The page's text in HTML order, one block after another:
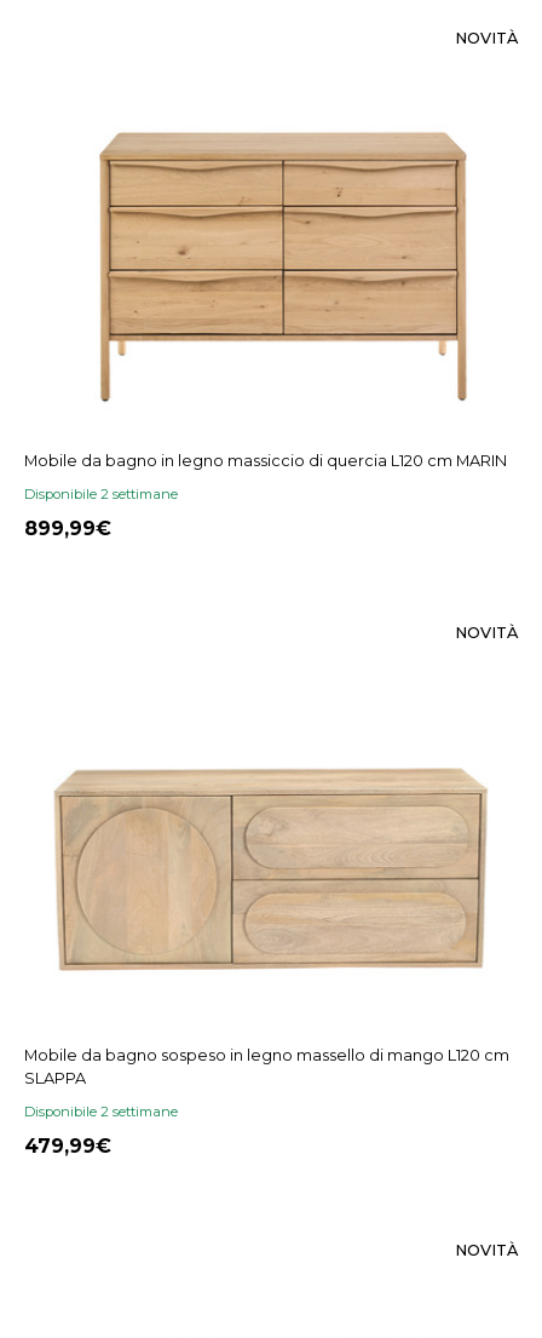
NOVITÀ
Mobile da bagno in legno massiccio di quercia L120 cm MARIN
Disponibile 2 settimane
899,99
NOVITÀ
Mobile da bagno sospeso in legno massello di mango L120 cm
SLAPPA
Disponibile 2 settimane
479,99
NOVITÀ